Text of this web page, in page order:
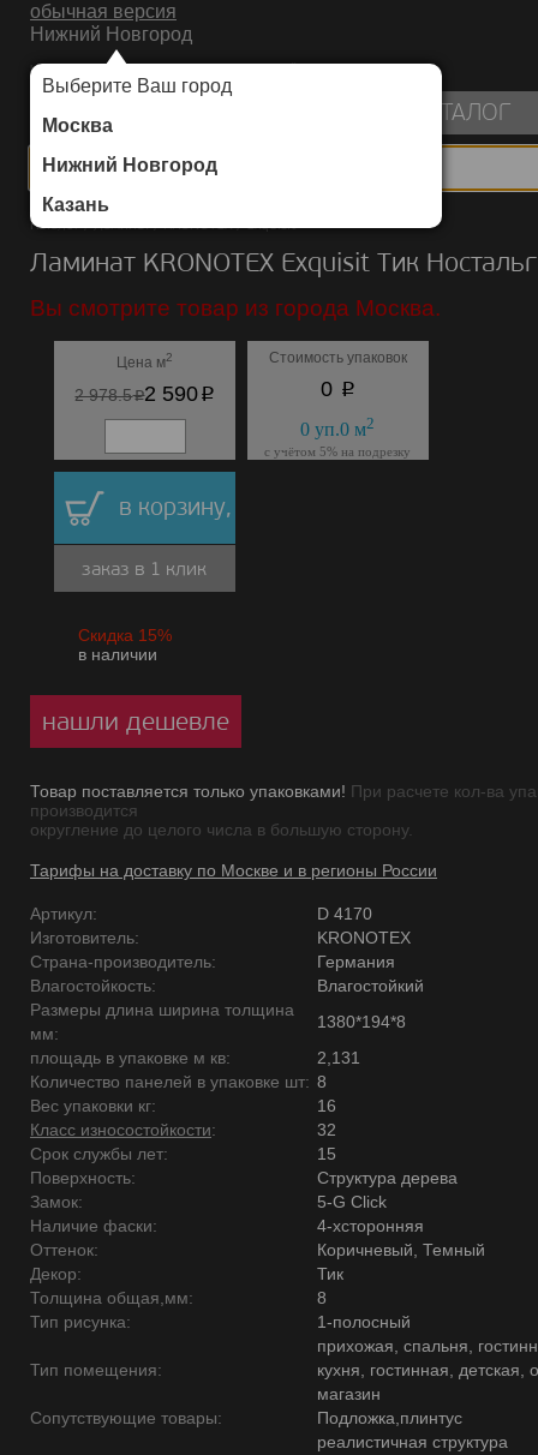
обычная версия
Нижний Новгород
Выберите Ваш город
Москва
Нижний Новгород
Казань
ИНТЕРНЕТ-МАГАЗИН НАПОЛЬНЫХ ПОКРЫТИЙ
КАТАЛОГ
Каталог/Ламинат/KRONOTEX/Exquisit
Ламинат KRONOTEX Exquisit Тик
Вы смотрите товар из города Москва.
Цена м2
2 978.5p2 590p
Стоимость упаковок
0 p
0 уп.0 м2
с учётом 5% на подрезку
в корзину,
заказ в 1 клик
Скидка 15%
в наличии
нашли дешевле
Товар поставляется только упаковками! При расчете кол-ва
производится
округление до целого числа в большую сторону.
Тарифы на доставку по Москве и в регионы России
Артикул:
D 4170
Изготовитель:
KRONOTEX
Страна-производитель:
Германия
Влагостойкость:
Влагостойкий
Размеры длина ширина толщина
мм:
1380*194*8
площадь в упаковке м кв:
2,131
Количество панелей в упаковке шт: 8
Вес упаковки кг:
16
Класс износостойкости:
32
Срок службы лет:
15
Поверхность:
Структура дерева
Замок:
5-G Click
Наличие фаски:
4-хсторонняя
Оттенок:
Коричневый, Темный
Декор:
Тик
Толщина общая,мм:
8
Тип рисунка:
1-полосный
Тип помещения:
прихожая, спальня,
кухня, гостинная, детская,
магазин
Сопутствующие товары:
Подложка,плинтус
реалистичная структура